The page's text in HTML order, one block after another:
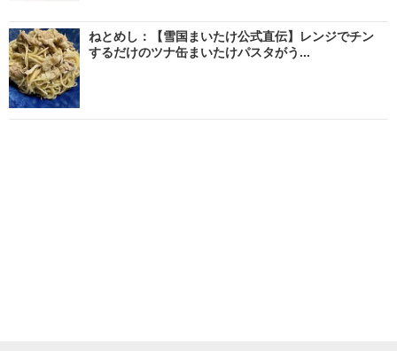
ねとめし：【雪国まいたけ公式直伝】レンジでチン
するだけのツナ缶まいたけパスタがう...